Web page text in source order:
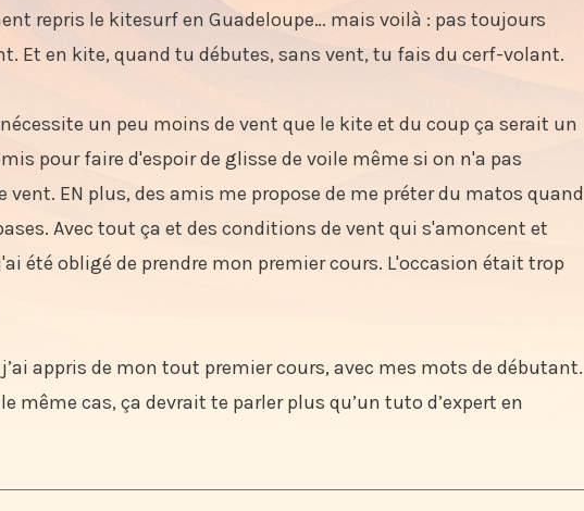
le vent…
que j’ai utilisé
adresse pour apprendre : Maximum Kite
lui ?
repris le kitesurf en Guadeloupe… mais voilà : pas toujours
Et en kite, quand tu débutes, sans vent, tu fais du cerf-volant.
un peu moins de vent que le kite et du coup ça serait un
pour faire d'espoir de glisse de voile même si on n'a pas
vent. EN plus, des amis me propose de me préter du matos quand
Avec tout ça et des conditions de vent qui s'amoncent et
été obligé de prendre mon premier cours. L'occasion était trop
j’ai appris de mon tout premier cours, avec mes mots de débutant.
même cas, ça devrait te parler plus qu’un tuto d’expert en